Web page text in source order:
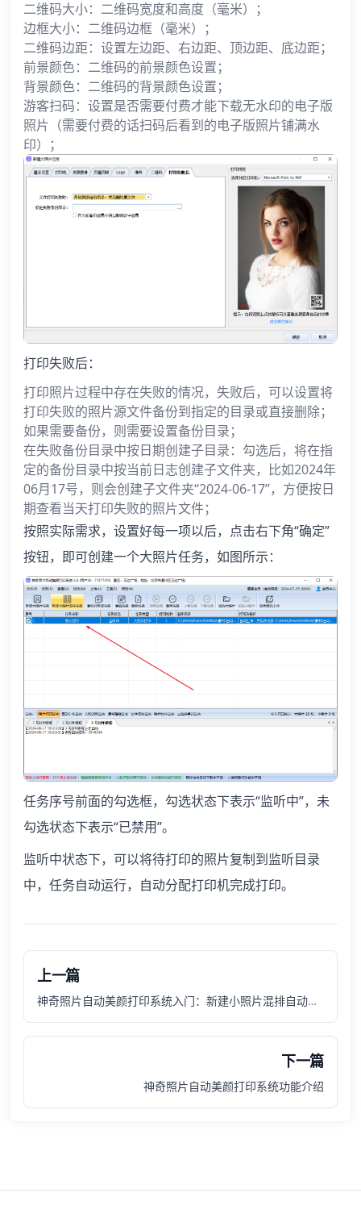
二维码大小：二维码宽度和高度（毫米）；
边框大小：二维码边框（毫米）；
二维码边距：设置左边距、右边距、顶边距、底边距；
前景颜色：二维码的前景颜色设置；
背景颜色：二维码的背景颜色设置；
游客扫码：设置是否需要付费才能下载无水印的电子版
照片（需要付费的话扫码后看到的电子版照片铺满水
印）；
打印失败后：
打印照片过程中存在失败的情况，失败后，可以设置将
打印失败的照片源文件备份到指定的目录或直接删除；
如果需要备份，则需要设置备份目录；
在失败备份目录中按日期创建子目录：勾选后，将在指
定的备份目录中按当前日志创建子文件夹，比如2024年
06月17号，则会创建子文件夹“2024-06-17”，方便按日
期查看当天打印失败的照片文件；
按照实际需求，设置好每一项以后，点击右下角“确定”
按钮，即可创建一个大照片任务，如图所示：
任务序号前面的勾选框，勾选状态下表示“监听中”，未
勾选状态下表示“已禁用”。
监听中状态下，可以将待打印的照片复制到监听目录
中，任务自动运行，自动分配打印机完成打印。
上一篇
神奇照片自动美颜打印系统入门：新建小照片混排自动打印任务
下一篇
神奇照片自动美颜打印系统功能介绍